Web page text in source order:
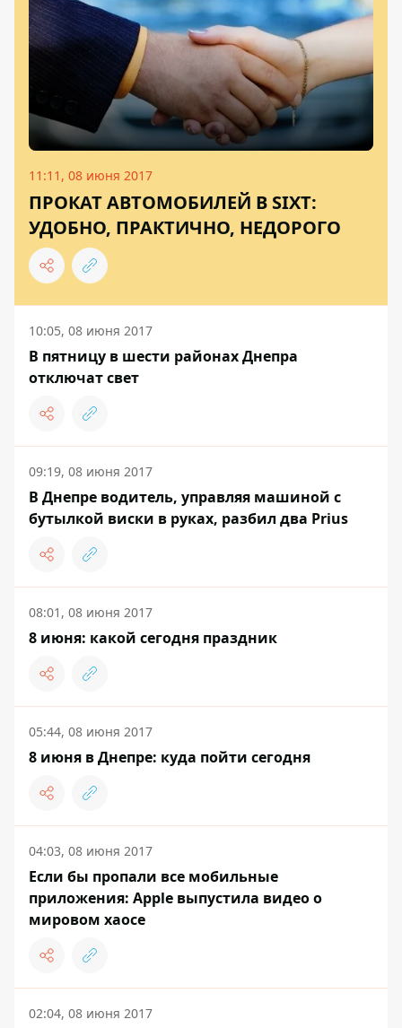
11:11, 08 июня 2017
ПРОКАТ АВТОМОБИЛЕЙ В SIXT:
УДОБНО, ПРАКТИЧНО, НЕДОРОГО
10:05, 08 июня 2017
В пятницу в шести районах Днепра
отключат свет
09:19, 08 июня 2017
В Днепре водитель, управляя машиной с
бутылкой виски в руках, разбил два Prius
08:01, 08 июня 2017
8 июня: какой сегодня праздник
05:44, 08 июня 2017
8 июня в Днепре: куда пойти сегодня
04:03, 08 июня 2017
Если бы пропали все мобильные
приложения: Apple выпустила видео о
мировом хаосе
02:04, 08 июня 2017